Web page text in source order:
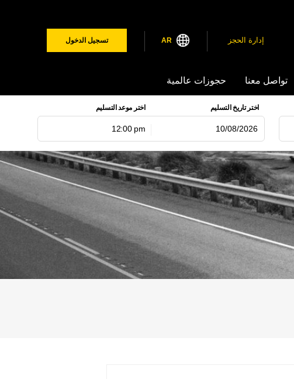
إدارة الحجز AR تسجيل الدخول
تواصل معنا حجوزات عالمية
اختر تاريخ التسليم
الاثنين الثلاثاء الاربعاء الخميسالجمعة السبت
27
28
29
30
31
1
3
4
5
6
8
10
11
12
13
14
15
17
18
19
20
24
25
29
31
2
4
5
اختر موعد التسليم
12:00 pm